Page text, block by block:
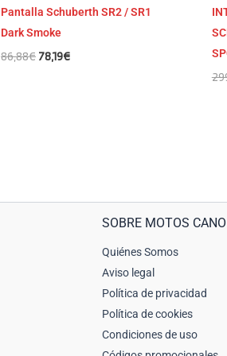
Pantalla Schuberth SR2 / SR1
Dark Smoke
86,88€ 78,19€
SOBRE MOTOS CANO
Quiénes Somos
Aviso legal
Política de privacidad
Política de cookies
Condiciones de uso